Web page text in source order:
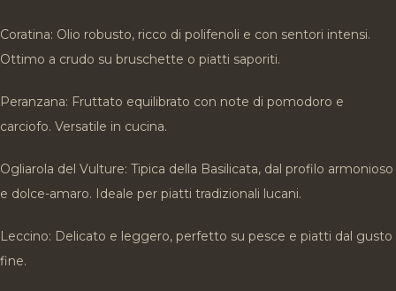
Coratina: Olio robusto, ricco di polifenoli e con sentori intensi.
Ottimo a crudo su bruschette o piatti saporiti.
Peranzana: Fruttato equilibrato con note di pomodoro e
carciofo. Versatile in cucina.
Ogliarola del Vulture: Tipica della Basilicata, dal profilo armonioso
e dolce-amaro. Ideale per piatti tradizionali lucani.
Leccino: Delicato e leggero, perfetto su pesce e piatti dal gusto
fine.